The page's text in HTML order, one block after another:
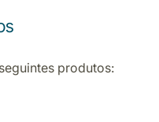
produtos: